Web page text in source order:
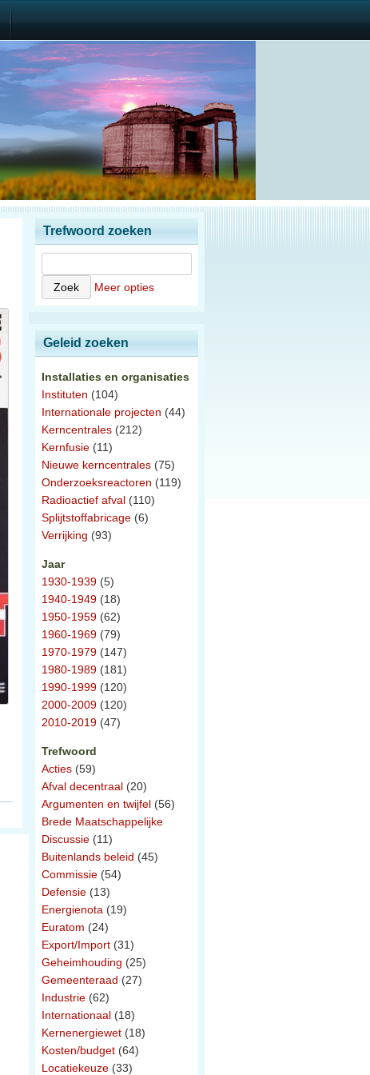
Trefwoord zoeken
Meer opties
Geleid zoeken
Installaties en organisaties
Instituten (104)
Internationale projecten (44)
Kerncentrales (212)
Kernfusie (11)
Nieuwe kerncentrales (75)
Onderzoeksreactoren (119)
Radioactief afval (110)
Splijtstoffabricage (6)
Verrijking (93)
Jaar
1930-1939 (5)
1940-1949 (18)
1950-1959 (62)
1960-1969 (79)
1970-1979 (147)
1980-1989 (181)
1990-1999 (120)
2000-2009 (120)
2010-2019 (47)
Trefwoord
Acties (59)
Afval decentraal (20)
Argumenten en twijfel (56)
Brede Maatschappelijke
Discussie (11)
Buitenlands beleid (45)
Commissie (54)
Defensie (13)
Energienota (19)
Euratom (24)
Export/Import (31)
Geheimhouding (25)
Gemeenteraad (27)
Industrie (62)
Internationaal (18)
Kernenergiewet (18)
Kosten/budget (64)
Locatiekeuze (33)